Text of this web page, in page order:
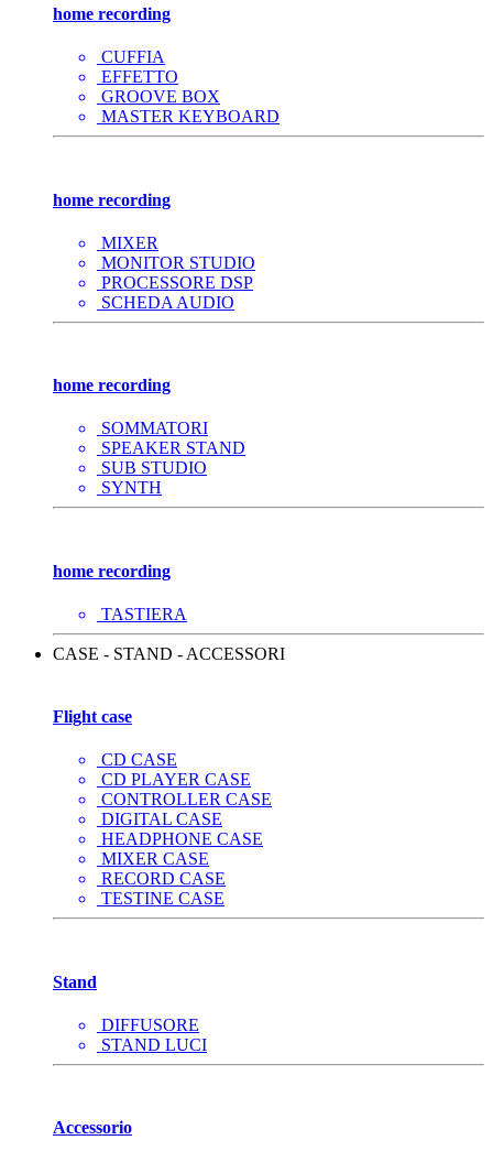
home recording
CUFFIA
EFFETTO
GROOVE BOX
MASTER KEYBOARD
home recording
MIXER
MONITOR STUDIO
PROCESSORE DSP
SCHEDA AUDIO
home recording
SOMMATORI
SPEAKER STAND
SUB STUDIO
SYNTH
home recording
TASTIERA
CASE - STAND - ACCESSORI
Flight case
CD CASE
CD PLAYER CASE
CONTROLLER CASE
DIGITAL CASE
HEADPHONE CASE
MIXER CASE
RECORD CASE
TESTINE CASE
Stand
DIFFUSORE
STAND LUCI
Accessorio